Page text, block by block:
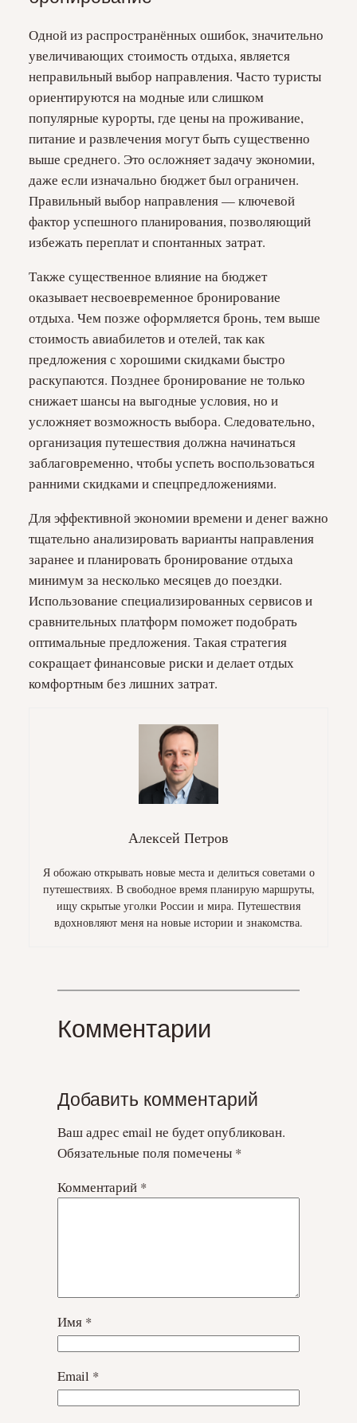
Одной из распространённых ошибок, значительно
увеличивающих стоимость отдыха, является
неправильный выбор направления. Часто туристы
ориентируются на модные или слишком
популярные курорты, где цены на проживание,
питание и развлечения могут быть существенно
выше среднего. Это осложняет задачу экономии,
даже если изначально бюджет был ограничен.
Правильный выбор направления — ключевой
фактор успешного планирования, позволяющий
избежать переплат и спонтанных затрат.
Также существенное влияние на бюджет
оказывает несвоевременное бронирование
отдыха. Чем позже оформляется бронь, тем выше
стоимость авиабилетов и отелей, так как
предложения с хорошими скидками быстро
раскупаются. Позднее бронирование не только
снижает шансы на выгодные условия, но и
усложняет возможность выбора. Следовательно,
организация путешествия должна начинаться
заблаговременно, чтобы успеть воспользоваться
ранними скидками и спецпредложениями.
Для эффективной экономии времени и денег важно
тщательно анализировать варианты направления
заранее и планировать бронирование отдыха
минимум за несколько месяцев до поездки.
Использование специализированных сервисов и
сравнительных платформ поможет подобрать
оптимальные предложения. Такая стратегия
сокращает финансовые риски и делает отдых
комфортным без лишних затрат.
Алексей Петров
Я обожаю открывать новые места и делиться советами о
путешествиях. В свободное время планирую маршруты,
ищу скрытые уголки России и мира. Путешествия
вдохновляют меня на новые истории и знакомства.
Комментарии
Добавить комментарий
Ваш адрес email не будет опубликован.
Обязательные поля помечены *
Комментарий *
Имя *
Email *